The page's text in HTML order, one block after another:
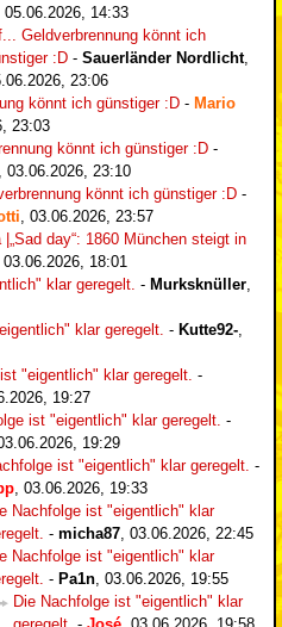
05.06.2026, 14:33
Geldverbrennung könnt ich
:D - Sauerländer Nordlicht,
23:06
könnt ich günstiger :D - Mario
23:03
könnt ich günstiger :D -
03.06.2026, 23:10
könnt ich günstiger :D -
03.06.2026, 23:57
day“: 1860 München steigt in
03.06.2026, 18:01
klar geregelt. - Murksknüller
klar geregelt. - Kutte92-
"eigentlich" klar geregelt. -
19:27
ist "eigentlich" klar geregelt. -
19:29
ist "eigentlich" klar geregelt. -
03.06.2026, 19:33
Nachfolge ist "eigentlich" klar
- micha87 03.06.2026, 22:45
Nachfolge ist "eigentlich" klar
- Pa1n 03.06.2026, 19:55
Die Nachfolge ist "eigentlich" klar